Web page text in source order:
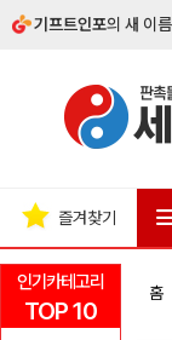
기프트인포의 새 이
인기카테고리
TOP 10
즐겨찾기
홈